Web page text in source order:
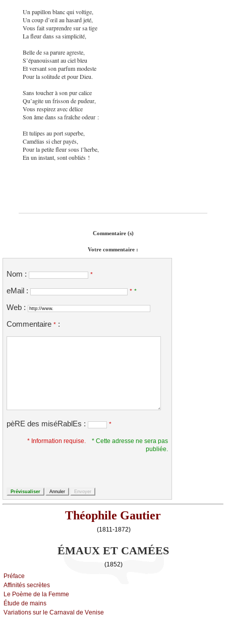
Un papillon blanc qui voltige,
Un coup d’œil au hasard jeté,
Vous fait surprendre sur sa tige
La fleur dans sa simplicité,
Belle de sa parure agreste,
S’épanouissant au ciel bleu
Et versant son parfum modeste
Pour la solitude et pour Dieu.
Sans toucher à son pur calice
Qu’agite un frisson de pudeur,
Vous respirez avec délice
Son âme dans sa fraîche odeur :
Et tulipes au port superbe,
Camélias si cher payés,
Pour la petite fleur sous l’herbe,
En un instant, sont oubliés !
Commentaire (s)
Votre commentaire :
Nom : *
eMail : * *
Web :
Commentaire * :
pèRE des miséRablEs : *
* Information requise.
* Cette adresse ne sera pas
publiée.
Théophile Gautier
(1811-1872)
ÉMAUX ET CAMÉES
(1852)
Ρréfасе
Αffinités sесrètеs
Lе Ρоèmе dе lа Fеmmе
Étudе dе mаins
Vаriаtiоns sur lе Саrnаvаl dе Vеnisе